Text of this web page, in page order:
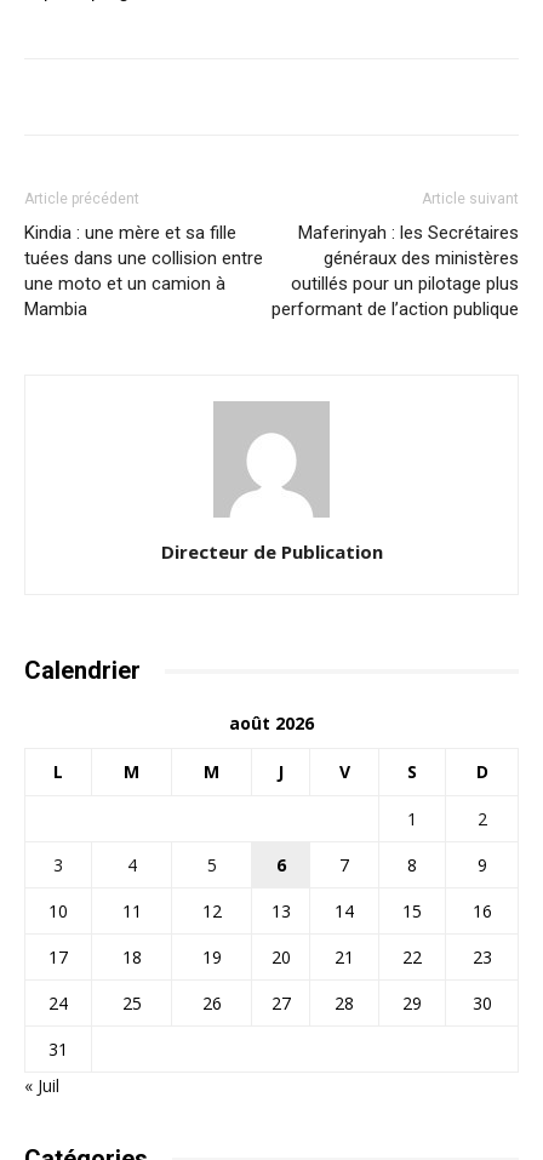
Article précédent
Kindia : une mère et sa fille
tuées dans une collision entre
une moto et un camion à
Mambia
Article suivant
Maferinyah : les Secrétaires
généraux des ministères
outillés pour un pilotage plus
performant de l’action publique
Directeur de Publication
Calendrier
août 2026
L M M J V S D
1
2
3
4 5 6 7 8
9
10
11 12 13 14 15
16
17
18 19 20 21 22
23
24
25 26 27 28 29
30
31
« Juil